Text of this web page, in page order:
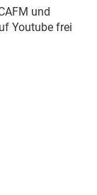
und
Youtube frei